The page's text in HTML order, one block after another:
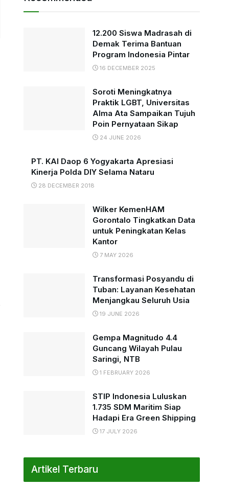
12.200 Siswa Madrasah di
Demak Terima Bantuan
Program Indonesia Pintar
16 DECEMBER 2025
Soroti Meningkatnya
Praktik LGBT, Universitas
Alma Ata Sampaikan Tujuh
Poin Pernyataan Sikap
24 JUNE 2026
PT. KAI Daop 6 Yogyakarta Apresiasi
Kinerja Polda DIY Selama Nataru
28 DECEMBER 2018
Wilker KemenHAM
Gorontalo Tingkatkan Data
untuk Peningkatan Kelas
Kantor
7 MAY 2026
Transformasi Posyandu di
Tuban: Layanan Kesehatan
Menjangkau Seluruh Usia
19 JUNE 2026
Gempa Magnitudo 4.4
Guncang Wilayah Pulau
Saringi, NTB
1 FEBRUARY 2026
STIP Indonesia Luluskan
1.735 SDM Maritim Siap
Hadapi Era Green Shipping
17 JULY 2026
Artikel Terbaru